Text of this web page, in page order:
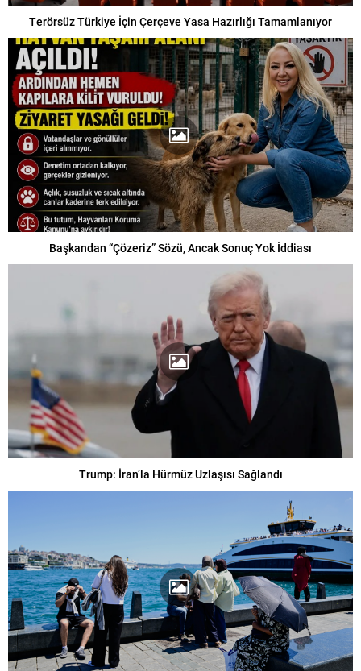
Terörsüz Türkiye İçin Çerçeve Yasa Hazırlığı Tamamlanıyor
Başkandan “Çözeriz” Sözü, Ancak Sonuç Yok İddiası
Trump: İran’la Hürmüz Uzlaşısı Sağlandı